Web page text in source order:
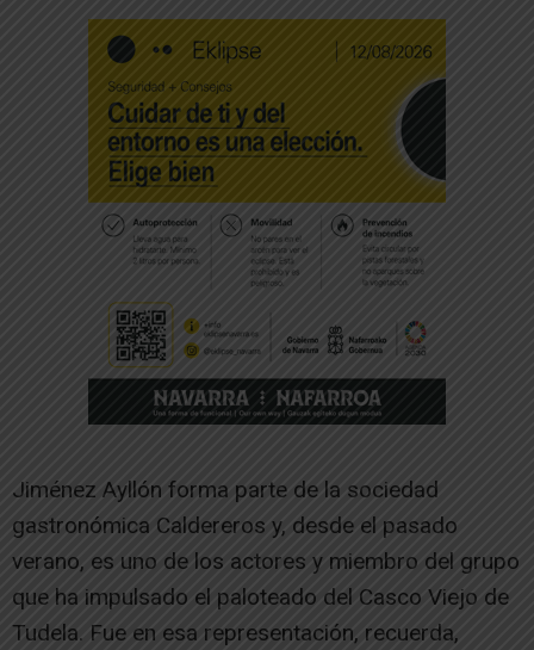
Jiménez Ayllón forma parte de la sociedad
gastronómica Caldereros y, desde el pasado
verano, es uno de los actores y miembro del grupo
que ha impulsado el paloteado del Casco Viejo de
Tudela. Fue en esa representación, recuerda,